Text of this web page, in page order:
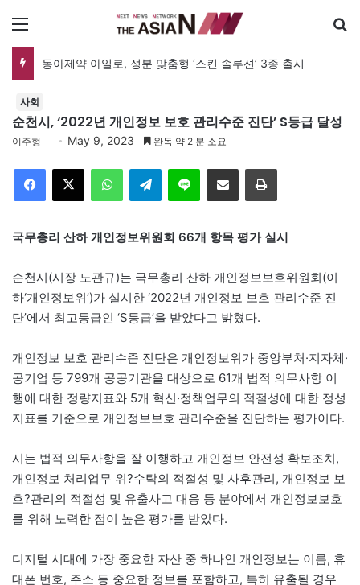
동아제약 아일로, 성분 맞춤형 ‘스킨 솔루션’ 3종 출시
사회
순천시, ‘2022년 개인정보 보호 관리수준 진단’ S등급 달성
이주형 May 9, 2023 완독 약 2 분 소요
Telegram 이메일
국무총리 산하 개인정보위원회 66개 항목 평가 실시
순천시(시장 노관규)는 국무총리 산하 개인정보보호위원회(이
하‘개인정보위’)가 실시한 ‘2022년 개인정보 보호 관리수준 진
단’에서 최고등급인 ‘S등급’을 받았다고 밝혔다.
개인정보 보호 관리수준 진단은 개인정보위가 중앙부처·지자체·
공기업 등 799개 공공기관을 대상으로 61개 법적 의무사항 이
행에 대한 정량지표와 5개 혁신·정책업무의 적절성에 대한 정성
지표를 기준으로 개인정보보호 관리수준을 진단하는 평가이다.
시는 법적 의무사항을 잘 이행하고 개인정보 안전성 확보조치,
개인정보 처리업무 위?수탁의 적절성 및 사후관리, 개인정보 보
호?관리의 적절성 및 유출사고 대응 등 분야에서 개인정보보호
를 위해 노력한 점이 높은 평가를 받았다.
디지털 시대에 가장 중요한 자산 중 하나인 개인정보는 이름, 휴
대폰 번호, 주소 등 중요한 정보를 포함하고, 특히 유출될 경우